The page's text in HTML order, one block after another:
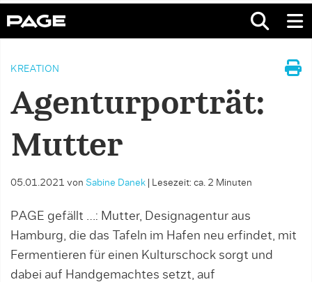
KREATION
Agenturporträt:
Mutter
05.01.2021 von Sabine Danek Lesezeit: ca. 2 Minuten
PAGE gefällt …: Mutter, Designagentur aus
Hamburg, die das Tafeln im Hafen neu erfindet, mit
Fermentieren für einen Kulturschock sorgt und
dabei auf Handgemachtes setzt, auf